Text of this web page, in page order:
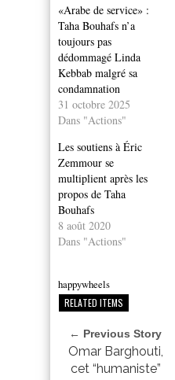
«Arabe de service» :
Taha Bouhafs n’a
toujours pas
dédommagé Linda
Kebbab malgré sa
condamnation
31 octobre 2025
Dans "Actions"
Les soutiens à Éric
Zemmour se
multiplient après les
propos de Taha
Bouhafs
8 août 2020
Dans "Actions"
happywheels
RELATED ITEMS
← Previous Story
Omar Barghouti,
cet “humaniste”